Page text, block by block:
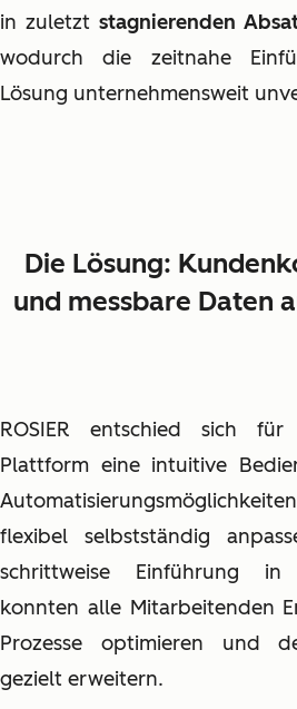
in zuletzt stagnierenden
wodurch die zeitnahe
Lösung unternehmensweit
Die Lösung:
und messbare Daten
ROSIER entschied sich
Plattform eine intuitive
flexibel selbstständig
schrittweise Einführung
konnten alle Mitarbeitenden
Prozesse optimieren und
gezielt erweitern.